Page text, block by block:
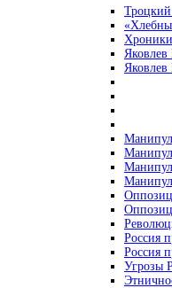
Россия
Россия
Угрозы